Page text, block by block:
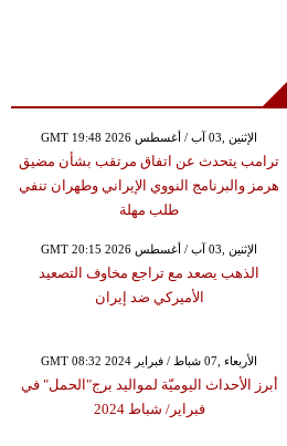
GMT 19:48 2026 الإثنين ,03 آب / أغسطس
ترامب يتحدث عن اتفاق مرتقب بشأن مضيق
هرمز والبرنامج النووي الإيراني وطهران تنفي
طلب مهلة
GMT 20:15 2026 الإثنين ,03 آب / أغسطس
الذهب يصعد مع تراجع مخاوف التصعيد
الأميركي ضد إيران
GMT 08:32 2024 الأربعاء ,07 شباط / فبراير
أبرز الأحداث اليوميّة لمواليد برج"الحمل" في
فبراير/ شباط 2024